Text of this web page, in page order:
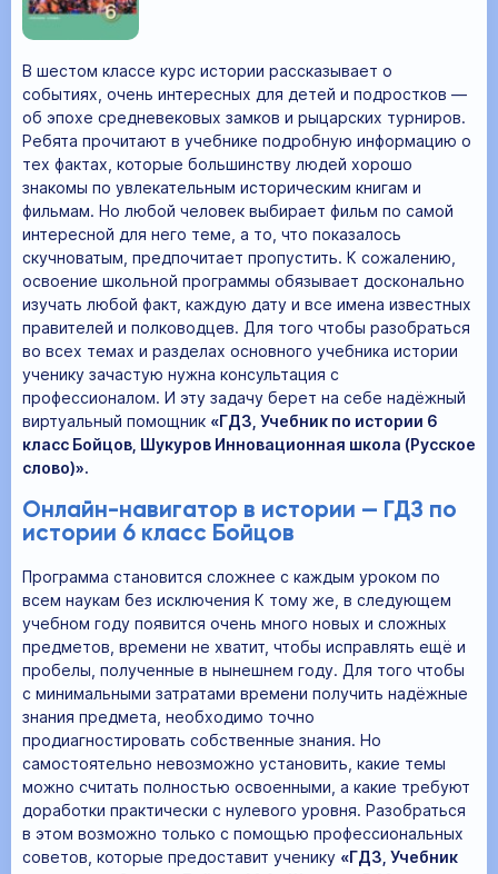
В шестом классе курс истории рассказывает о
событиях, очень интересных для детей и подростков —
об эпохе средневековых замков и рыцарских турниров.
Ребята прочитают в учебнике подробную информацию о
тех фактах, которые большинству людей хорошо
знакомы по увлекательным историческим книгам и
фильмам. Но любой человек выбирает фильм по самой
интересной для него теме, а то, что показалось
скучноватым, предпочитает пропустить. К сожалению,
освоение школьной программы обязывает досконально
изучать любой факт, каждую дату и все имена известных
правителей и полководцев. Для того чтобы разобраться
во всех темах и разделах основного учебника истории
ученику зачастую нужна консультация с
профессионалом. И эту задачу берет на себе надёжный
виртуальный помощник «ГДЗ, Учебник по истории 6
класс Бойцов, Шукуров Инновационная школа (Русское
слово)».
Онлайн-навигатор в истории — ГДЗ по
истории 6 класс Бойцов
Программа становится сложнее с каждым уроком по
всем наукам без исключения К тому же, в следующем
учебном году появится очень много новых и сложных
предметов, времени не хватит, чтобы исправлять ещё и
пробелы, полученные в нынешнем году. Для того чтобы
с минимальными затратами времени получить надёжные
знания предмета, необходимо точно
продиагностировать собственные знания. Но
самостоятельно невозможно установить, какие темы
можно считать полностью освоенными, а какие требуют
доработки практически с нулевого уровня. Разобраться
в этом возможно только с помощью профессиональных
советов, которые предоставит ученику «ГДЗ, Учебник